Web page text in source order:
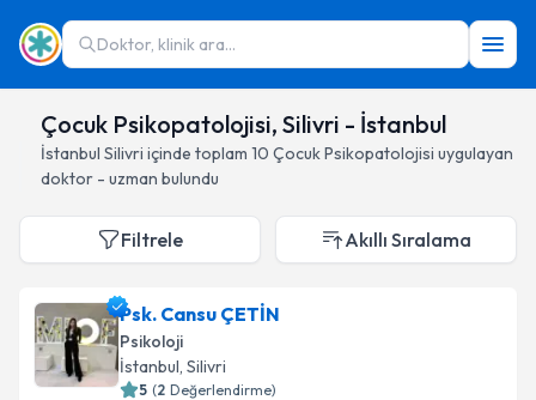
Doktor, klinik ara...
Çocuk Psikopatolojisi, Silivri - İstanbul
İstanbul Silivri içinde toplam 10 Çocuk Psikopatolojisi uygulayan
doktor - uzman bulundu
Filtrele Akıllı Sıralama
Psk. Cansu ÇETİN
Psikoloji
İstanbul, Silivri
5 (2 Değerlendirme)